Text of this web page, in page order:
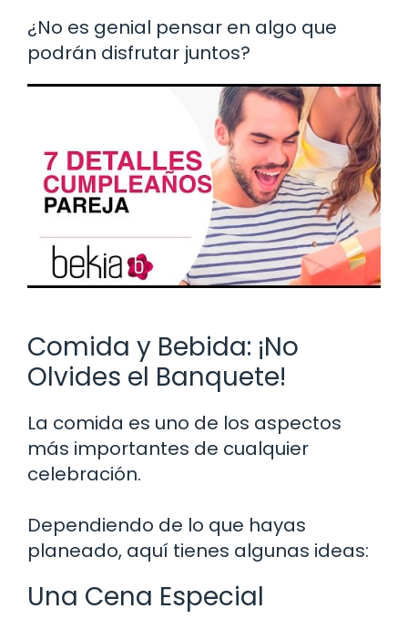
¿No es genial pensar en algo que
podrán disfrutar juntos?
Comida y Bebida: ¡No
Olvides el Banquete!
La comida es uno de los aspectos
más importantes de cualquier
celebración.
Dependiendo de lo que hayas
planeado, aquí tienes algunas ideas:
Una Cena Especial